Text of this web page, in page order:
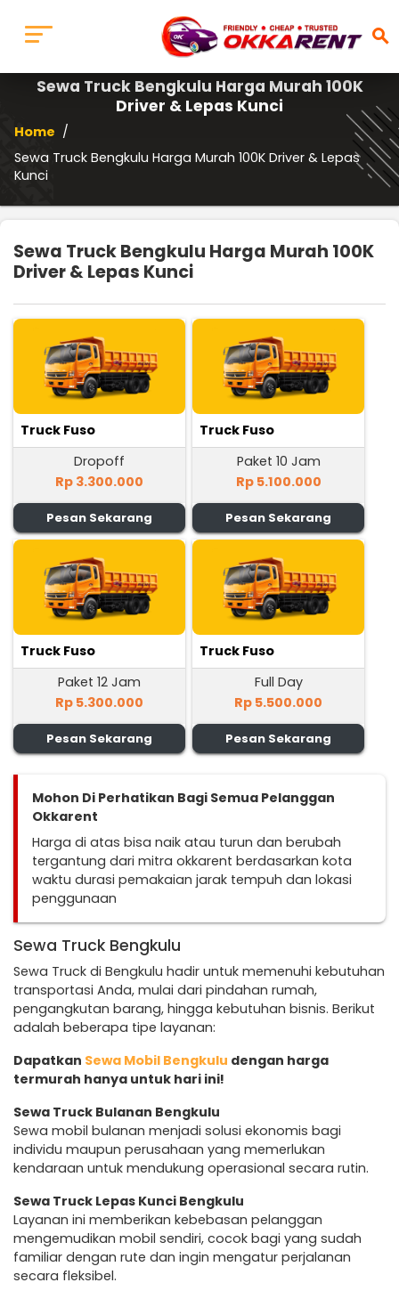
search
Sewa Truck Bengkulu Harga Murah 100K
Driver & Lepas Kunci
Home /
Sewa Truck Bengkulu Harga Murah 100K Driver & Lepas
Kunci
Sewa Truck Bengkulu Harga Murah 100K
Driver & Lepas Kunci
Truck Fuso
Dropoff
Rp 3.300.000
Pesan Sekarang
Truck Fuso
Paket 10 Jam
Rp 5.100.000
Pesan Sekarang
Truck Fuso
Paket 12 Jam
Rp 5.300.000
Pesan Sekarang
Truck Fuso
Full Day
Rp 5.500.000
Pesan Sekarang
Mohon Di Perhatikan Bagi Semua Pelanggan
Okkarent
Harga di atas bisa naik atau turun dan berubah
tergantung dari mitra okkarent berdasarkan kota
waktu durasi pemakaian jarak tempuh dan lokasi
penggunaan
Sewa Truck Bengkulu
Sewa Truck di Bengkulu hadir untuk memenuhi kebutuhan
transportasi Anda, mulai dari pindahan rumah,
pengangkutan barang, hingga kebutuhan bisnis. Berikut
adalah beberapa tipe layanan:
Dapatkan Sewa Mobil Bengkulu dengan harga
termurah hanya untuk hari ini!
Sewa Truck Bulanan Bengkulu
Sewa mobil bulanan menjadi solusi ekonomis bagi
individu maupun perusahaan yang memerlukan
kendaraan untuk mendukung operasional secara rutin.
Sewa Truck Lepas Kunci Bengkulu
Layanan ini memberikan kebebasan pelanggan
mengemudikan mobil sendiri, cocok bagi yang sudah
familiar dengan rute dan ingin mengatur perjalanan
secara fleksibel.